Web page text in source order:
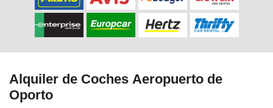
Alquiler de Coches Aeropuerto de
Oporto